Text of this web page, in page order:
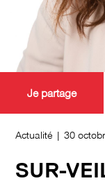
Actualité | 30
SUR-
Je partage